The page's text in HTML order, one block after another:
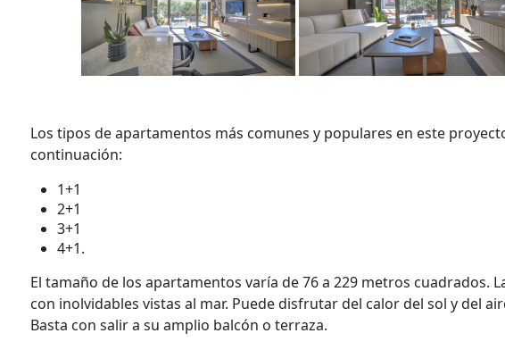
Los tipos de apartamentos más comunes y populares en este
continuación:
1+1
2+1
3+1
4+1.
El tamaño de los apartamentos varía de 76 a 229 metros cuadrados.
con inolvidables vistas al mar. Puede disfrutar del calor del sol y del
Basta con salir a su amplio balcón o terraza.